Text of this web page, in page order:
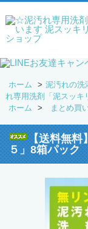
ホーム > 泥汚れの洗
れ専用洗剤「泥スッキ
ホーム
> まとめ買
【送料無
５」8箱パック